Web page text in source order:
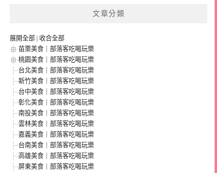
文章分類
展開全部 | 收合全部
苗栗美食｜部落客吃喝玩樂
桃園美食｜部落客吃喝玩樂
台北美食｜部落客吃喝玩樂
新竹美食｜部落客吃喝玩樂
台中美食｜部落客吃喝玩樂
彰化美食｜部落客吃喝玩樂
南投美食｜部落客吃喝玩樂
雲林美食｜部落客吃喝玩樂
嘉義美食｜部落客吃喝玩樂
台南美食｜部落客吃喝玩樂
高雄美食｜部落客吃喝玩樂
屏東美食｜部落客吃喝玩樂